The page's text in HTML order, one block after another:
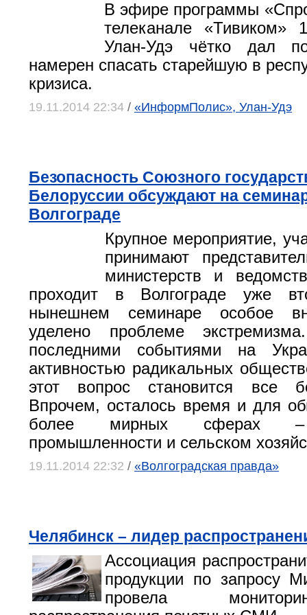
В эфире программы
телеканале «Тивиком»
Улан-Удэ чётко дал
намерен спасать старейшую в
кризиса.
19.11.2014 22:34 / «ИнформПолис», Улан-Удэ
Безопасность Союзного
Белоруссии обсуждают на
Волгограде
Крупное мероприятие,
принимают
министерств и
проходит в Волгограде уже
нынешнем семинаре особое
уделено проблеме
последними событиями на
активностью радикальных
этот вопрос становится все
Впрочем, осталось время и для
более мирных сферах –
промышленности и сельском
19.11.2014 22:32 / «Волгоградская правда»
Челябинск – лидер
Ассоциация
продукции по запросу
провела